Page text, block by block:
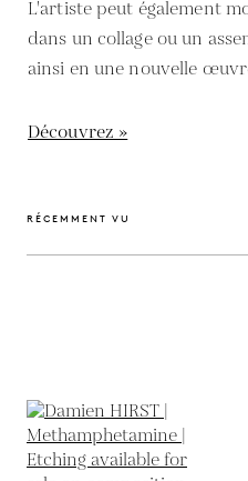
L'artiste peut également
dans un collage ou un
ainsi en une nouvelle
Découvrez »
RÉCEMMENT VU